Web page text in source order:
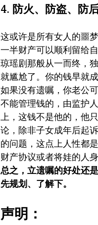
4. 防火、防盗、防
这或许是所有女人的噩
一半财产可以顺利留给
琼瑶剧那般从一而终，
就尴尬了。你的钱早就
如果没有遗嘱，你老公
不能管理钱的，由监护
上，这钱不是他的，他
论，除非子女成年后起
的问题，这点上人性都
财产协议或者将娃的人
总之，立遗嘱的好处还
先规划、了解下。
声明：